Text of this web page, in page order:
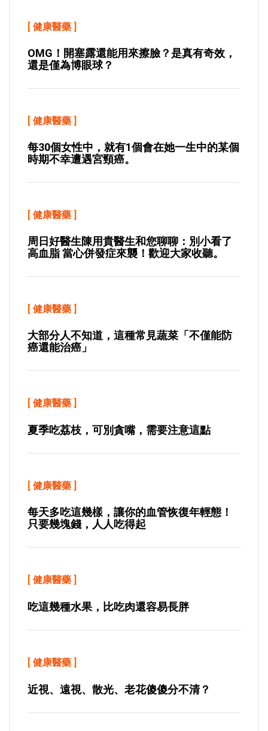
[ 健康醫藥 ]
OMG！開塞露還能用來擦臉？是真有奇效，
還是僅為博眼球？
[ 健康醫藥 ]
每30個女性中，就有1個會在她一生中的某個
時期不幸遭遇宮頸癌。
[ 健康醫藥 ]
周日好醫生陳用貴醫生和您聊聊：別小看了
高血脂 當心併發症來襲！歡迎大家收聽。
[ 健康醫藥 ]
大部分人不知道，這種常見蔬菜「不僅能防
癌還能治癌」
[ 健康醫藥 ]
夏季吃荔枝，可別貪嘴，需要注意這點
[ 健康醫藥 ]
每天多吃這幾樣，讓你的血管恢復年輕態！
只要幾塊錢，人人吃得起
[ 健康醫藥 ]
吃這幾種水果，比吃肉還容易長胖
[ 健康醫藥 ]
近視、遠視、散光、老花傻傻分不清？